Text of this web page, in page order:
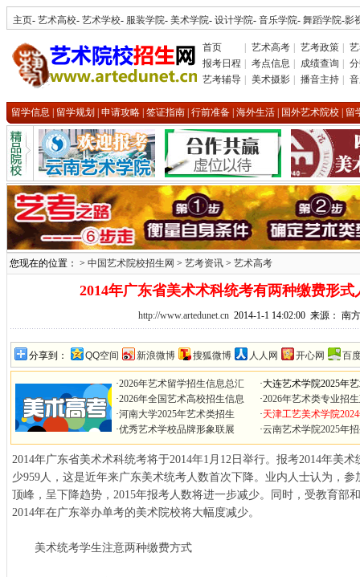
主页- 艺术高校- 艺术学校- 服装学院- 美术学院- 设计学院- 音乐学院- 舞蹈学院-影
首页 艺术高考 艺考政策
报考日程
考点信息 成绩查询
艺考辅导
美术摄影 播音主持
留学信息 留学规划 申请攻略 签证指南 行前准备 海外生活 国外艺术院校 留
您现在的位置： > 中国艺术院校招生网 > 艺考资讯 > 艺术高考
2014年广东省美术术科统考有两种缴费形式
http://www.artedunet.cn2014-1-1 14:02:00 来源： 南
分享到： QQ空间 新浪微博 搜狐微博 人人网 开心网 百
·2026年艺术留学招生信息总汇
·2026年全国艺术高校招生信息
·河南大学2025年艺术类招生
·优秀艺术学校品牌形象联展
·大连艺术学院2025年
·2026年艺术类专业招
·天津工艺美术学院
·云南艺术学院2025年
2014年广东省美术术科统考将于2014年1月12日举行。报考2014年美
少959人，这是近年来广东美术统考人数首次下降。业内人士认为，
顶峰，呈下降趋势，2015年报考人数将进一步减少。同时，受教育部
2014年在广东举办单考的美术院校将大幅度减少。
美术统考学生注意两种缴费方式